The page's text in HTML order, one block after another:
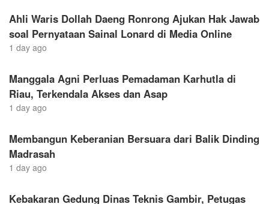
Ahli Waris Dollah Daeng Ronrong Ajukan Hak Jawab
soal Pernyataan Sainal Lonard di Media Online
1 day ago
Manggala Agni Perluas Pemadaman Karhutla di
Riau, Terkendala Akses dan Asap
1 day ago
Membangun Keberanian Bersuara dari Balik Dinding
Madrasah
1 day ago
Kebakaran Gedung Dinas Teknis Gambir, Petugas